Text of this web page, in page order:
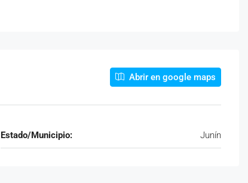
Abrir en google maps
Estado/Municipio: Junín